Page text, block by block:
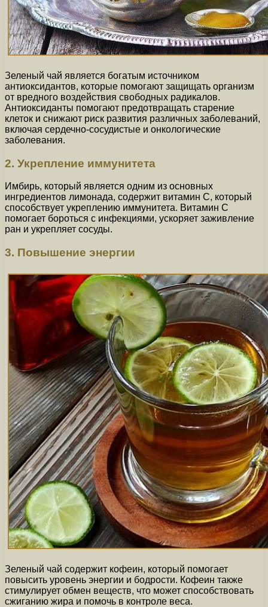
Зеленый чай является богатым источником
антиоксидантов, которые помогают защищать организм
от вредного воздействия свободных радикалов.
Антиоксиданты помогают предотвращать старение
клеток и снижают риск развития различных заболеваний,
включая сердечно-сосудистые и онкологические
заболевания.
2. Укрепление иммунитета
Имбирь, который является одним из основных
ингредиентов лимонада, содержит витамин С, который
способствует укреплению иммунитета. Витамин С
помогает бороться с инфекциями, ускоряет заживление
ран и укрепляет сосуды.
3. Повышение энергии
Зеленый чай содержит кофеин, который помогает
повысить уровень энергии и бодрости. Кофеин также
стимулирует обмен веществ, что может способствовать
сжиганию жира и помочь в контроле веса.